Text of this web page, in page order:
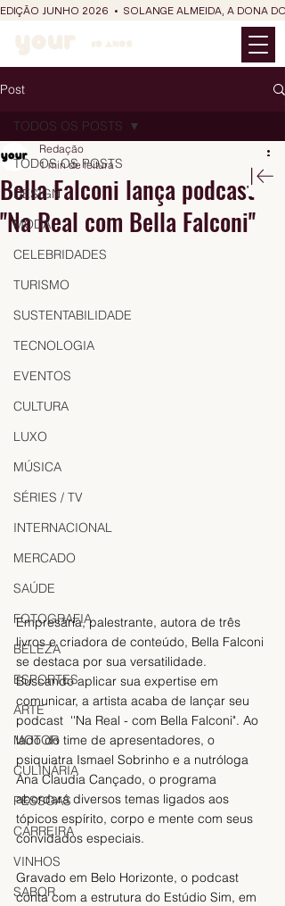
EDIÇÃO JUNHO 2026  •  SOLANGE ALMEIDA, A DONA
Post
TODOS OS POSTS
DESIGN
MODA
CELEBRIDADES
TURISMO
SUSTENTABILIDADE
TECNOLOGIA
EVENTOS
CULTURA
LUXO
MÚSICA
SÉRIES / TV
INTERNACIONAL
MERCADO
SAÚDE
FOTOGRAFIA
BELEZA
ESPORTES
ARTE
MOTOR
CULINÁRIA
PESSOAS
CARREIRA
VINHOS
SABOR
TODOS OS POSTS
Bella Falconi lança podcast
''Na Real com Bella Falconi''
Redação
1 min de leitura
Empresária, palestrante, autora de três
livros e criadora de conteúdo, Bella Falconi
se destaca por sua versatilidade.
Buscando aplicar sua expertise em
comunicar, a artista acaba de lançar seu
podcast  ''Na Real - com Bella Falconi". Ao
lado do time de apresentadores, o
psiquiatra Ismael Sobrinho e a nutróloga
Ana Claudia Cançado, o programa
abordará diversos temas ligados aos
tópicos espírito, corpo e mente com seus
convidados especiais.
Gravado em Belo Horizonte, o podcast
conta com a estrutura do Estúdio Sim, em